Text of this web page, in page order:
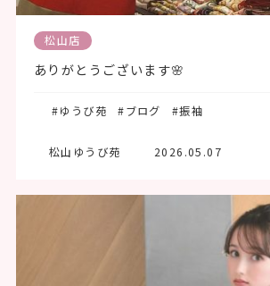
松山店
ありがとうございます🌸
#ゆうび苑 #ブログ #振袖
松山ゆうび苑 2026.05.07